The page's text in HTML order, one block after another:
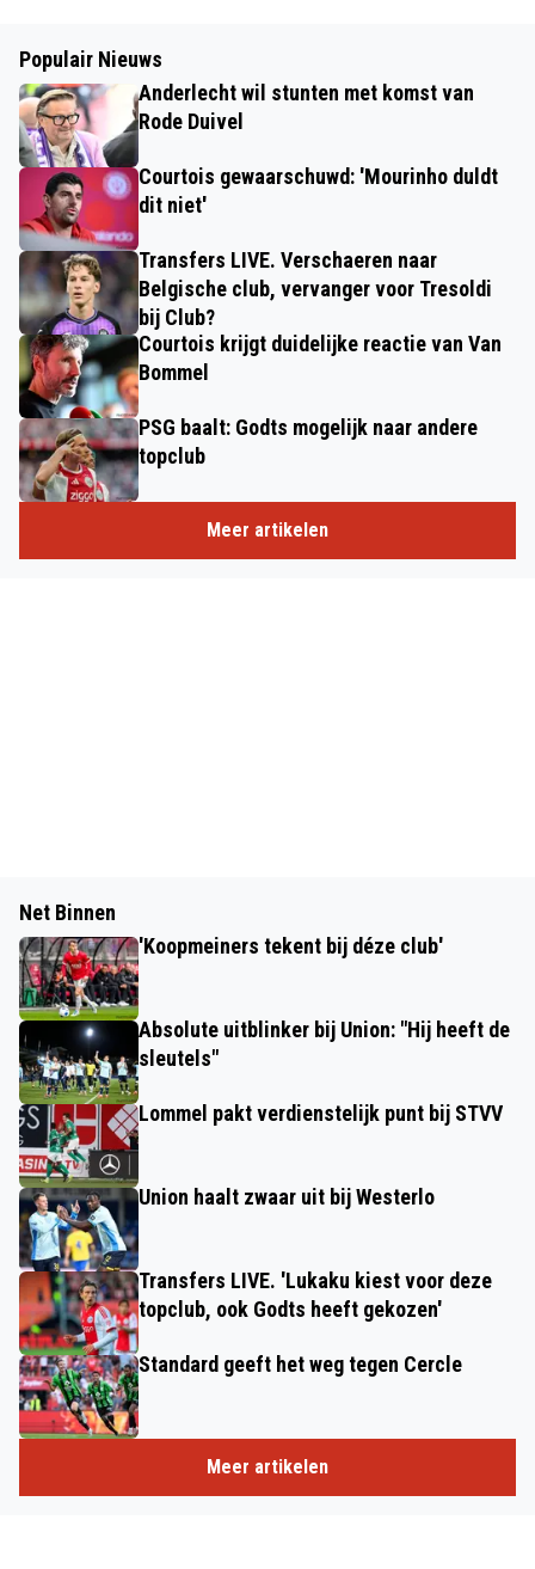
Populair Nieuws
Anderlecht wil stunten met komst van
Rode Duivel
Courtois gewaarschuwd: 'Mourinho duldt
dit niet'
Transfers LIVE. Verschaeren naar
Belgische club, vervanger voor Tresoldi
bij Club?
Courtois krijgt duidelijke reactie van Van
Bommel
PSG baalt: Godts mogelijk naar andere
topclub
Meer artikelen
Net Binnen
'Koopmeiners tekent bij déze club'
Absolute uitblinker bij Union: "Hij heeft de
sleutels"
Lommel pakt verdienstelijk punt bij STVV
Union haalt zwaar uit bij Westerlo
Transfers LIVE. 'Lukaku kiest voor deze
topclub, ook Godts heeft gekozen'
Standard geeft het weg tegen Cercle
Meer artikelen